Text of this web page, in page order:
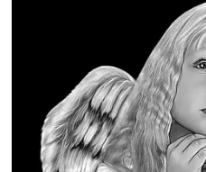
Надгробные плиты
Благоустройство
42 модели
Гранитные ограды
15 моделей